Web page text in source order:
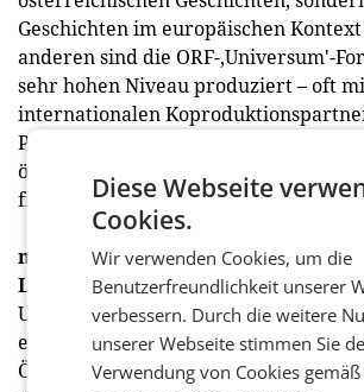
Geschichten im europäischen
anderen sind die ORF-‚Universum'-
sehr hohen Niveau produziert – oft
internationalen
Produktionen sehr viel Geld kosten
österreichische Markt und die hier
finanziellen Mittel alleine dafür zu
medianet:Wie ist das im fiktionalen
Luttenberger:Hier spielt die
Unverwechselbarkeit der Geschichten
eine Rolle. Es ist ganz klar, dass die
Österreich produziert wird –
Diese Webseite
Cookies.
Wir verwenden Cookies, um die
Benutzerfreundlichkeit unserer
verbessern. Durch die weitere
unserer Webseite stimmen Sie
Verwendung von Cookies